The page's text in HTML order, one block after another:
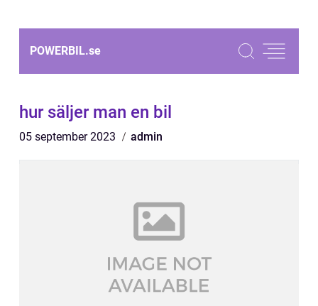
POWERBIL.se
hur säljer man en bil
05 september 2023 admin